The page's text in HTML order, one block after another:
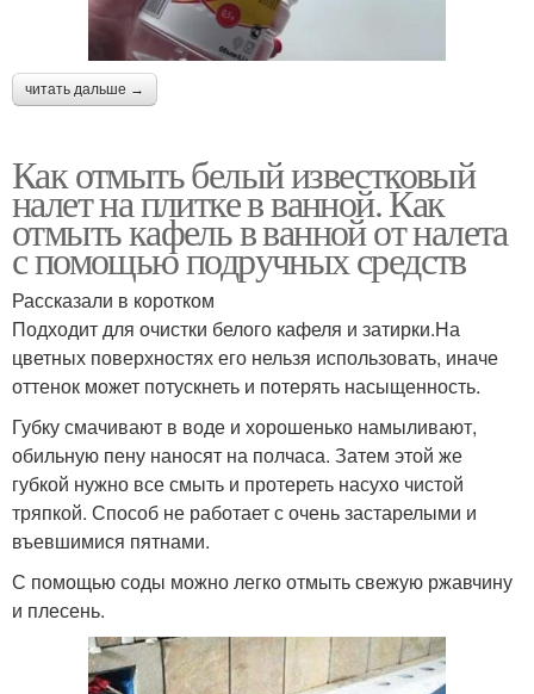
читать дальше →
Как отмыть белый известковый
налет на плитке в ванной. Как
отмыть кафель в ванной от налета
с помощью подручных средств
Рассказали в коротком
Подходит для очистки белого кафеля и затирки.На
цветных поверхностях его нельзя использовать, иначе
оттенок может потускнеть и потерять насыщенность.
Губку смачивают в воде и хорошенько намыливают,
обильную пену наносят на полчаса. Затем этой же
губкой нужно все смыть и протереть насухо чистой
тряпкой. Способ не работает с очень застарелыми и
въевшимися пятнами.
С помощью соды можно легко отмыть свежую ржавчину
и плесень.